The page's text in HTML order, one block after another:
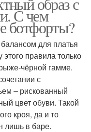
С чем
ботфорты?
для платья
правила только
чёрной гамме.
с
– рискованный
цвет обуви. Такой
кроя, да и то
лишь в баре.